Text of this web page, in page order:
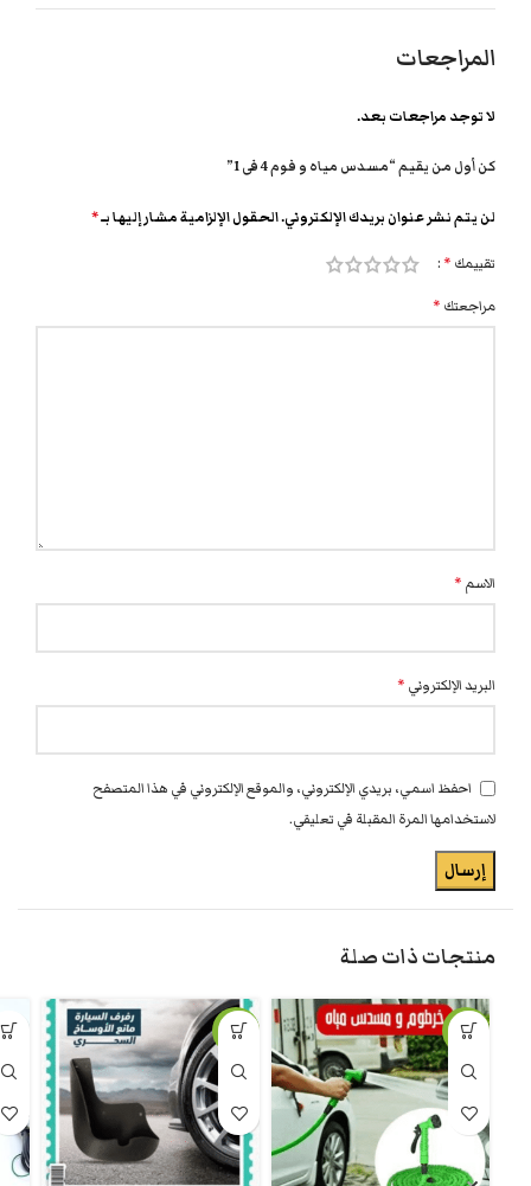
المراجعات
لا توجد مراجعات بعد.
كن أول من يقيم “مسدس مياه و فوم 4 فى 1”
لن يتم نشر عنوان بريدك الإلكتروني.الحقول الإلزامية مشار إليها بـ*
تقييمك *
مراجعتك *
الاسم *
البريد الإلكتروني *
احفظ اسمي، بريدي الإلكتروني، والموقع الإلكتروني في هذا المتصفح
لاستخدامها المرة المقبلة في تعليقي.
منتجات ذات صلة
-13%
-20%